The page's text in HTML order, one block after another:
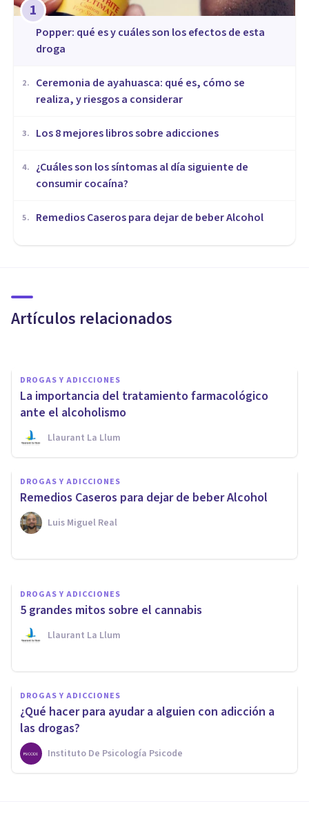
1
Popper: qué es y cuáles son los efectos de esta
droga
2.
Ceremonia de ayahuasca: qué es, cómo se
realiza, y riesgos a considerar
3. Los 8 mejores libros sobre adicciones
4.
¿Cuáles son los síntomas al día siguiente de
consumir cocaína?
5. Remedios Caseros para dejar de beber Alcohol
Artículos relacionados
el tratamiento de la Adicción
DROGAS Y ADICCIONES
La importancia del tratamiento farmacológico
ante el alcoholismo
Llaurant La Llum
DROGAS Y ADICCIONES
Remedios Caseros para dejar de beber Alcohol
Luis Miguel Real
¿Cómo se tratan las
adicciones?
DROGAS Y ADICCIONES
5 grandes mitos sobre el cannabis
Llaurant La Llum
DROGAS Y ADICCIONES
¿Qué hacer para ayudar a alguien con adicción a
las drogas?
Instituto De Psicología Psicode